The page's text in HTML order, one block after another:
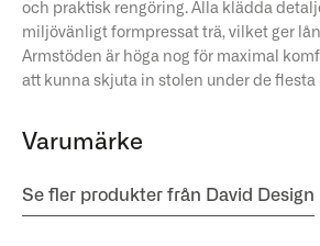
och praktisk rengöring. Alla klädda
miljövänligt formpressat trä, vilket ger
Armstöden är höga nog för maximal
att kunna skjuta in stolen under de flesta
Varumärke
Se fler produkter från David Design